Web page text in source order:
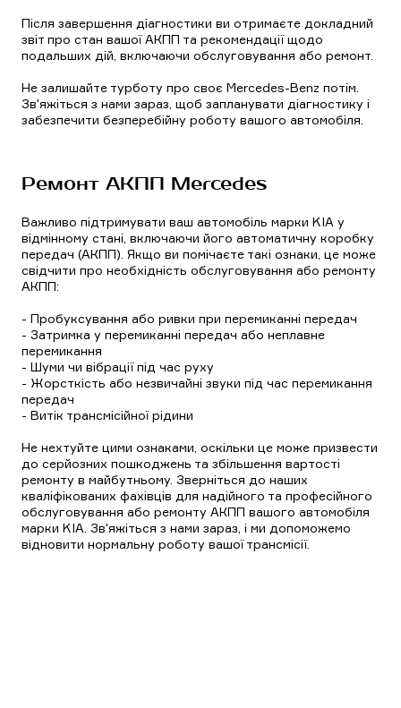
Після завершення діагностики ви отримаєте докладний
звіт про стан вашої АКПП та рекомендації щодо
подальших дій, включаючи обслуговування або ремонт.
Не залишайте турботу про своє Mercedes-Benz потім.
Зв'яжіться з нами зараз, щоб запланувати діагностику і
забезпечити безперебійну роботу вашого автомобіля.
Ремонт АКПП Mercedes
Важливо підтримувати ваш автомобіль марки KIA у
відмінному стані, включаючи його автоматичну коробку
передач (АКПП). Якщо ви помічаєте такі ознаки, це може
свідчити про необхідність обслуговування або ремонту
АКПП:
- Пробуксування або ривки при перемиканні передач
- Затримка у перемиканні передач або неплавне
перемикання
- Шуми чи вібрації під час руху
- Жорсткість або незвичайні звуки під час перемикання
передач
- Витік трансмісійної рідини
Не нехтуйте цими ознаками, оскільки це може призвести
до серйозних пошкоджень та збільшення вартості
ремонту в майбутньому. Зверніться до наших
кваліфікованих фахівців для надійного та професійного
обслуговування або ремонту АКПП вашого автомобіля
марки KIA. Зв'яжіться з нами зараз, і ми допоможемо
відновити нормальну роботу вашої трансмісії.